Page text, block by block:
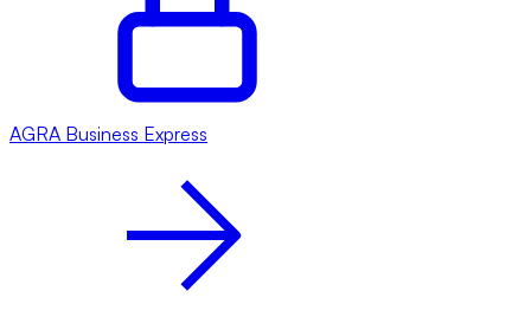
AGRA Business Express